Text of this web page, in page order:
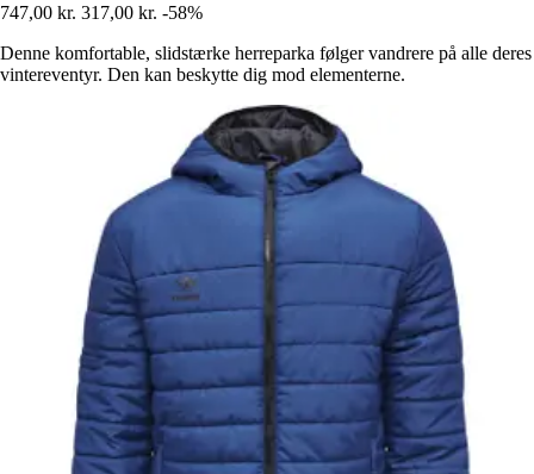
747,00 kr. 317,00 kr. -58%
Denne komfortable, slidstærke herreparka følger vandrere på alle deres
vintereventyr. Den kan beskytte dig mod elementerne.